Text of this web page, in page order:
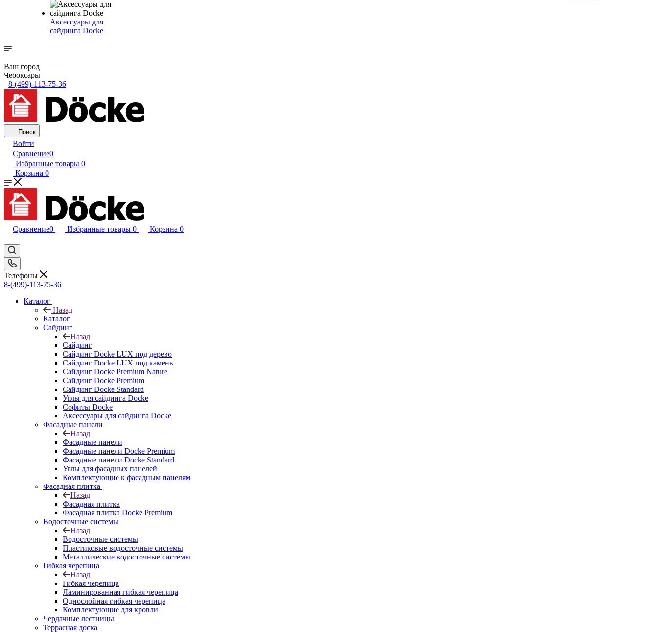
Аксессуары для
сайдинга Docke
Ваш город
Чебоксары
8-(499)-113-75-36
Поиск
Войти
Сравнение0
Избранные товары 0
Корзина 0
Сравнение0 Избранные товары 0 Корзина 0
Телефоны
8-(499)-113-75-36
Каталог
Назад
Каталог
Сайдинг
Назад
Сайдинг
Сайдинг Docke LUX под дерево
Сайдинг Docke LUX под камень
Сайдинг Docke Premium Nature
Сайдинг Docke Premium
Сайдинг Docke Standard
Углы для сайдинга Docke
Софиты Docke
Аксессуары для сайдинга Docke
Фасадные панели
Назад
Фасадные панели
Фасадные панели Docke Premium
Фасадные панели Docke Standard
Углы для фасадных панелей
Комплектующие к фасадным панелям
Фасадная плитка
Назад
Фасадная плитка
Фасадная плитка Docke Premium
Водосточные системы
Назад
Водосточные системы
Пластиковые водосточные системы
Металлические водосточные системы
Гибкая черепица
Назад
Гибкая черепица
Ламинированная гибкая черепица
Однослойная гибкая черепица
Комплектующие для кровли
Чердачные лестницы
Террасная доска